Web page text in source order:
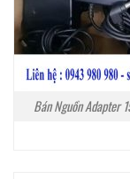
Bán Nguồn Adapter